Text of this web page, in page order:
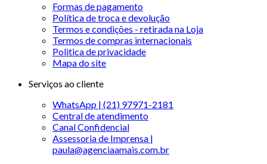
Formas de pagamento
Política de troca e devolução
Termos e condições - retirada na Loja
Termos de compras internacionais
Politica de privacidade
Mapa do site
Serviços ao cliente
WhatsApp | (21) 97971-2181
Central de atendimento
Canal Confidencial
Assessoria de Imprensa |
paula@agenciaamais.com.br